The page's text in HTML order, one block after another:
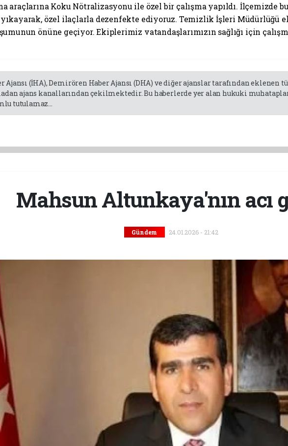
araçlarına Koku Nötralizasyonu ile özel bir çalışma yapıldı. İlçemizde
özel ilaçlarla dezenfekte ediyoruz. Temizlik İşleri Müdürlüğü
önüne geçiyor. Ekiplerimiz vatandaşlarımızın sağlığı için
Ajansı (İHA), Demirören Haber Ajansı (DHA) ve diğer ajanslar tarafından
ajans kanallarından çekilmektedir. Bu haberlerde yer alan hukuki
tutulamaz...
Mahsun Altunkaya'nın acı
Gündem 24.01.2026 - 21:42